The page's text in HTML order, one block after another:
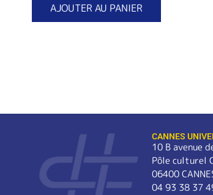
AJOUTER AU PANIER
CANNES
10 B avenue
Pôle culturel
06400
04 93 38 37